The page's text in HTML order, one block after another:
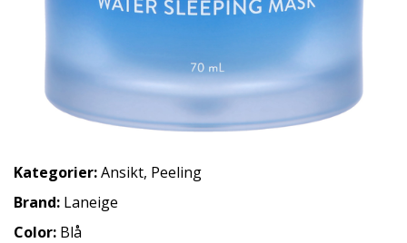
Kategorier:Ansikt, Peeling
Brand: Laneige
Color: Blå